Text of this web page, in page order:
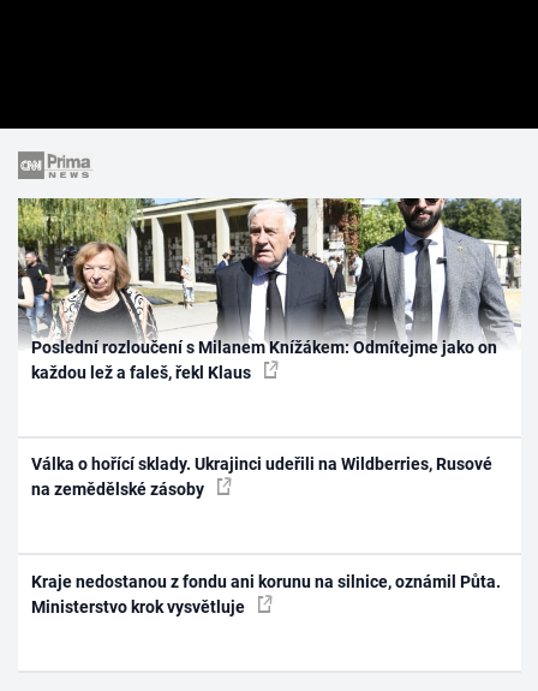
Poslední rozloučení s Milanem Knížákem: Odmítejme jako on
každou lež a faleš, řekl Klaus
Válka o hořící sklady. Ukrajinci udeřili na Wildberries, Rusové
na zemědělské zásoby
Kraje nedostanou z fondu ani korunu na silnice, oznámil Půta.
Ministerstvo krok vysvětluje